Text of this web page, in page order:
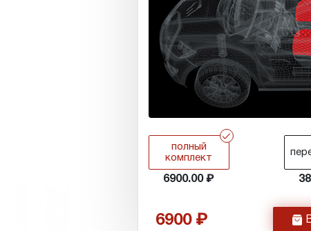
r
полный
комплект
6900.00
6900 h